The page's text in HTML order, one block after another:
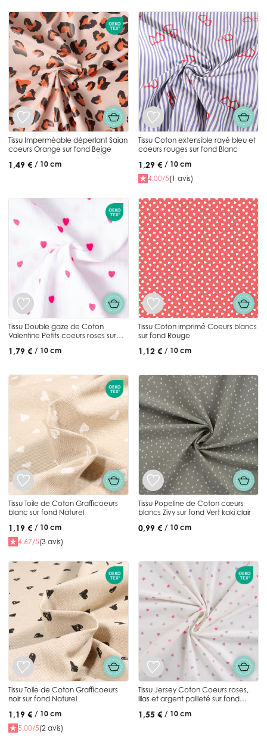
Tissu Imperméable déperlant Saian
coeurs Orange sur fond Beige
1,49 € / 10 cm
Tissu Coton extensible rayé bleu et
coeurs rouges sur fond Blanc
1,29 € / 10 cm
4.00/5(1 avis)
Tissu Double gaze de Coton
Valentine Petits coeurs roses sur
1,79 € / 10 cm
Tissu Coton imprimé Coeurs blancs
sur fond Rouge
1,12 € / 10 cm
Tissu Toile de Coton Grafficoeurs
blanc sur fond Naturel
1,19 € / 10 cm
4.67/5(3 avis)
Tissu Popeline de Coton cœurs
blancs Zivy sur fond Vert kaki clair
0,99 € / 10 cm
Tissu Toile de Coton Grafficoeurs
noir sur fond Naturel
1,19 € / 10 cm
5.00/5(2 avis)
Tissu Jersey Coton Coeurs roses,
lilas et argent pailleté sur fond
1,55 € / 10 cm